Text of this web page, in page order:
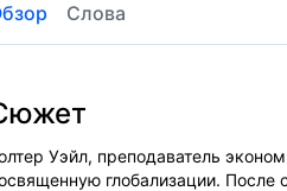
Слова
Уэйл, преподаватель
глобализации. После